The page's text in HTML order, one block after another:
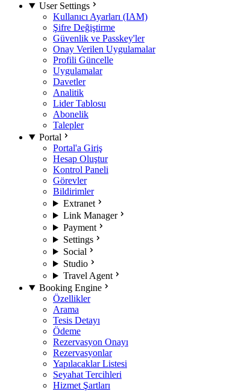
User Settings
Kullanıcı Ayarları (IAM)
Şifre Değiştirme
Güvenlik ve Passkey'ler
Onay Verilen Uygulamalar
Profili Güncelle
Uygulamalar
Davetler
Analitik
Lider Tablosu
Abonelik
Talepler
Portal
Portal'a Giriş
Hesap Oluştur
Kontrol Paneli
Görevler
Bildirimler
Extranet
Link Manager
Payment
Settings
Social
Studio
Travel Agent
Booking Engine
Özellikler
Arama
Tesis Detayı
Ödeme
Rezervasyon Onayı
Rezervasyonlar
Yapılacaklar Listesi
Seyahat Tercihleri
Hizmet Şartları